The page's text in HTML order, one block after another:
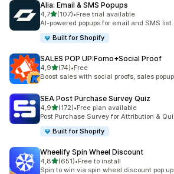
Alia: Email & SMS Popups
4,75 yıldız üzerinden
(107)
toplam 107 değerlendirme
•Free trial available
AI-powered popups for email and SMS list
Built for Shopify
SALES POP UP:Fomo+Social Proof
4,95 yıldız üzerinden
(74)
toplam 74 değerlendirme
•Free
Boost sales with social proofs, sales
SEA Post Purchase Survey Quiz
4,95 yıldız üzerinden
(172)
toplam 172 değerlendirme
•Free plan available
Post Purchase Survey for Attribution &
Built for Shopify
Wheelify Spin Wheel Discount
4,85 yıldız üzerinden
(651)
toplam 651 değerlendirme
•Free to install
Spin to win via spin wheel discount pop